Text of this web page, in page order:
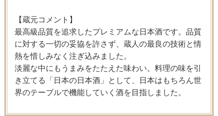
【蔵元コメント】
最高級品質を追求したプレミアムな日本酒です。品質
に対する一切の妥協を許さず、蔵人の最良の技術と情
熱を惜しみなく注ぎ込みました。
淡麗な中にもうまみをたたえた味わい。料理の味を引
き立てる「日本の日本酒」として、日本はもちろん世
界のテーブルで機能していく酒を目指しました。